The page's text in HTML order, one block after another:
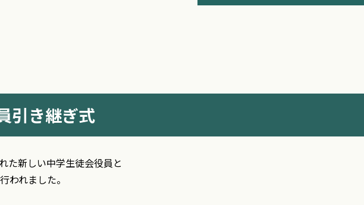
引き継ぎ式
た新しい中学生徒会役員と
われました。